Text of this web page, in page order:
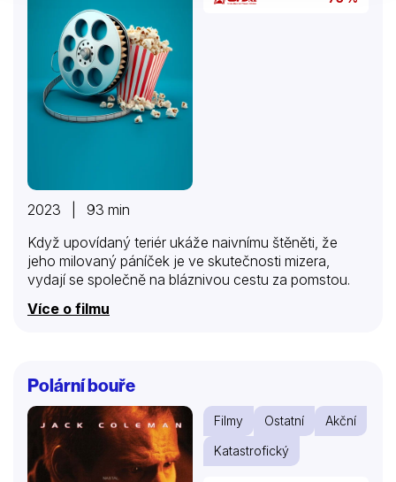
2023 | 93 min
Když upovídaný teriér ukáže naivnímu štěněti, že
jeho milovaný páníček je ve skutečnosti mizera,
vydají se společně na bláznivou cestu za pomstou.
Více o filmu
Polární bouře
Filmy Ostatní
Akční
Katastrofický